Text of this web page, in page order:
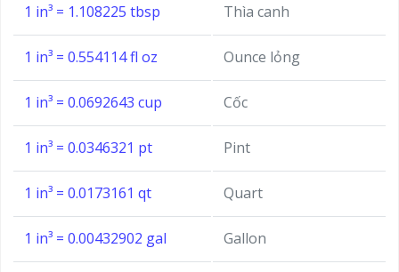
1 in³ = 1.108225 tbsp Thìa canh
1 in³ = 0.554114 fl oz Ounce lỏng
1 in³ = 0.0692643 cup Cốc
1 in³ = 0.0346321 pt Pint
1 in³ = 0.0173161 qt Quart
1 in³ = 0.00432902 gal Gallon